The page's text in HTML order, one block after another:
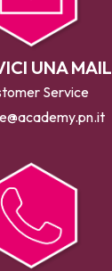
UNA MAIL
Service